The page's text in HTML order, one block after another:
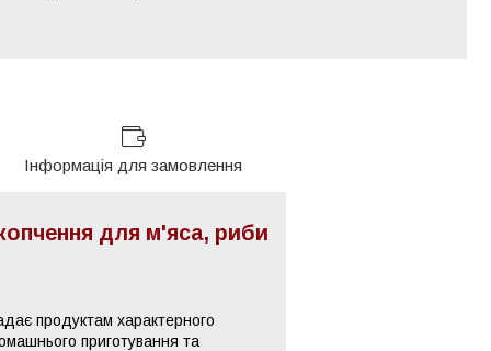
Інформація для замовлення
для м'яса, риби
продуктам характерного
приготування та